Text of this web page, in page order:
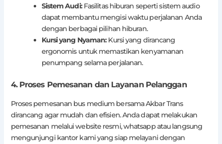
Sistem Audi:Fasilitas hiburan seperti sistem audio
dapat membantu mengisi waktu perjalanan Anda
dengan berbagai pilihan hiburan.
Kursi yang Nyaman:Kursi yang dirancang
ergonomis untuk memastikan kenyamanan
penumpang selama perjalanan.
4. Proses Pemesanan dan Layanan Pelanggan
Proses pemesanan bus medium bersama Akbar Trans
dirancang agar mudah dan efisien. Anda dapat melakukan
pemesanan melalui website resmi, whatsapp atau langsung
mengunjungi kantor kami yang siap melayani dengan